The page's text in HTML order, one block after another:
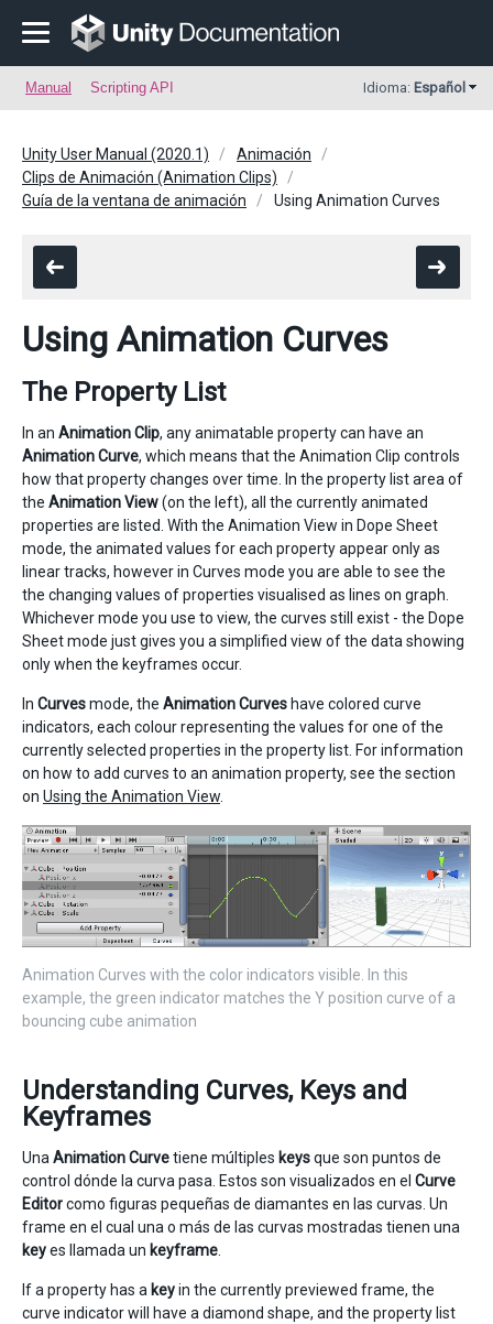
Manual Scripting API Idioma: Español
Unity User Manual (2020.1)
Animación
Clips de Animación (Animation Clips)
Guía de la ventana de animación
Using Animation Curves
Using Animation Curves
The Property List
In an Animation Clip, any animatable property can have an
Animation Curve, which means that the Animation Clip controls
how that property changes over time. In the property list area of
the Animation View(on the left), all the currently animated
properties are listed. With the Animation View in Dope Sheet
mode, the animated values for each property appear only as
linear tracks, however in Curves mode you are able to see the
the changing values of properties visualised as lines on graph.
Whichever mode you use to view, the curves still exist - the Dope
Sheet mode just gives you a simplified view of the data showing
only when the keyframes occur.
In Curvesmode, the Animation Curves have colored curve
indicators, each colour representing the values for one of the
currently selected properties in the property list. For information
on how to add curves to an animation property, see the section
on Using the Animation View
Animation Curves with the color indicators visible. In this
example, the green indicator matches the Y position curve of a
bouncing cube animation
Understanding Curves, Keys and
Keyframes
Una Animation Curvetiene múltiples keysque son puntos de
control dónde la curva pasa. Estos son visualizados en el Curve
Editorcomo figuras pequeñas de diamantes en las curvas. Un
frame en el cual una o más de las curvas mostradas tienen una
keyes llamada un keyframe
If a property has a keyin the currently previewed frame, the
curve indicator will have a diamond shape, and the property list